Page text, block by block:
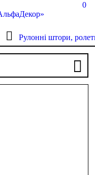
0
Рулонні штори,